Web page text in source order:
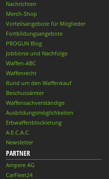
Nachrichten
Merch-Shop
Vorteilsangebote für Mitglieder
Fortbildungsangebote
PROGUN Blog
Jobbörse und Nachfolge
Waffen-ABC
Waffenrecht
Rund um den Waffenkauf
Beschussämter
Waffensachverständige
Ausbildungsmöglichkeiten
Erbwaffenblockierung
A.E.C.A.C.
Newsletter
PARTNER
Ampere AG
CarFleet24